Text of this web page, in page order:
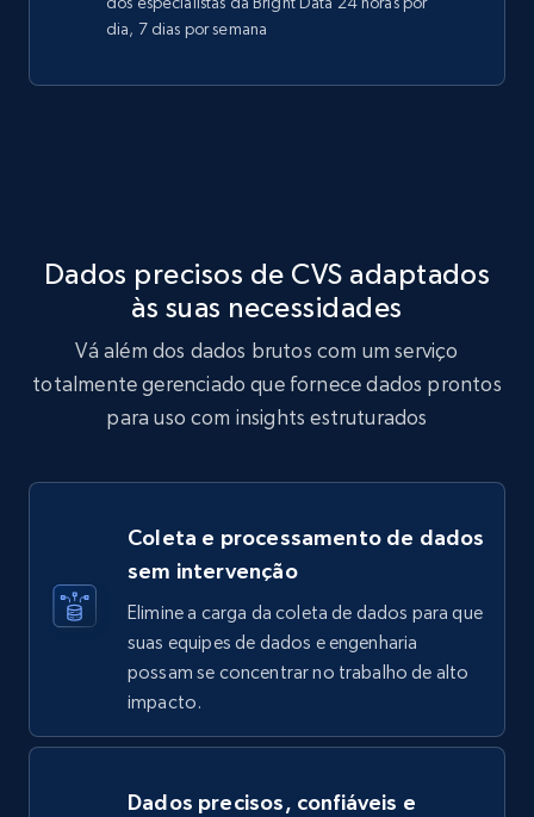
dia, 7 dias por semana
Dados precisos de CVS adaptados
às suas necessidades
Vá além dos dados brutos com um serviço
totalmente gerenciado que fornece dados prontos
para uso com insights estruturados
Coleta e processamento de dados
sem intervenção
Elimine a carga da coleta de dados para que
suas equipes de dados e engenharia
possam se concentrar no trabalho de alto
impacto.
Dados precisos, confiáveis e